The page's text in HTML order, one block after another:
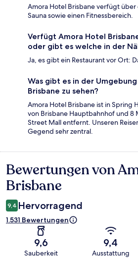
Amora Hotel Brisbane verfügt
Sauna sowie einen Fitnessbereich.
Verfügt Amora Hotel
oder gibt es welche in der
Ja, es gibt ein Restaurant vor Ort:
Was gibt es in der
Brisbane zu sehen?
Amora Hotel Brisbane ist in Spring
von Brisbane Hauptbahnhof und 8
Street Mall entfernt. Unseren
Gegend sehr zentral.
Bewertungen
Bewertungen von
Brisbane
9,4 Hervorragend
1.531 Bewertungen
9,6
Sauberkeit
9,4
Ausstattung